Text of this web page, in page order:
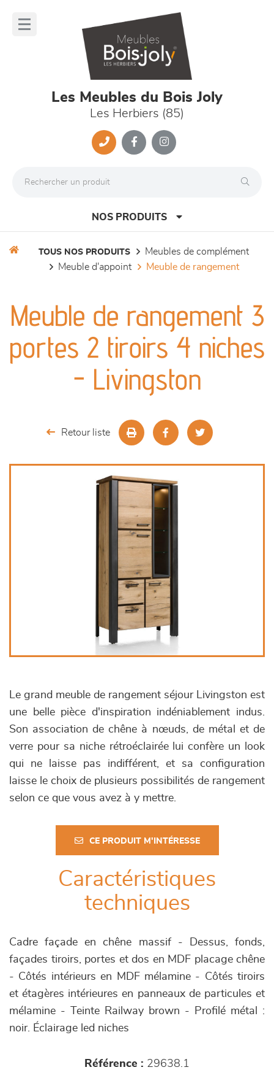
Les Meubles du Bois Joly
Les Herbiers (85)
NOS PRODUITS
séjours
meubles de complément
chambres et dressing
TOUS NOS PRODUITS
meubles de complément
meuble d'appoint
meuble de rangement
Meuble de rangement 3
portes 2 tiroirs 4 niches
- Livingston
Retour liste
Le grand meuble de rangement séjour Livingston est
une belle pièce d'inspiration indéniablement indus.
Son association de chêne à nœuds, de métal et de
verre pour sa niche rétroéclairée lui confère un look
qui ne laisse pas indifférent, et sa configuration
laisse le choix de plusieurs possibilités de rangement
selon ce que vous avez à y mettre.
CE PRODUIT M'INTÉRESSE
Caractéristiques
techniques
Cadre façade en chêne massif - Dessus, fonds,
façades tiroirs, portes et dos en MDF placage chêne
- Côtés intérieurs en MDF mélamine - Côtés tiroirs
et étagères intérieures en panneaux de particules et
mélamine - Teinte Railway brown - Profilé métal :
noir. Éclairage led niches
Référence : 29638.1